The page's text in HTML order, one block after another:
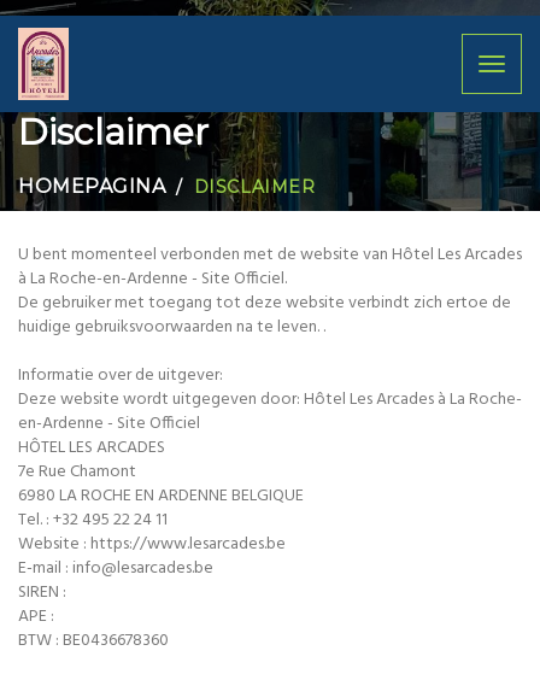
Disclaimer
HOMEPAGINA DISCLAIMER
U bent momenteel verbonden met de website van Hôtel Les Arcades
à La Roche-en-Ardenne - Site Officiel.
De gebruiker met toegang tot deze website verbindt zich ertoe de
huidige gebruiksvoorwaarden na te leven. .
Informatie over de uitgever:
Deze website wordt uitgegeven door: Hôtel Les Arcades à La Roche-
en-Ardenne - Site Officiel
HÔTEL LES ARCADES
7e Rue Chamont
6980 LA ROCHE EN ARDENNE BELGIQUE
Tel. : +32 495 22 24 11
Website : https://www.lesarcades.be
E-mail : info@lesarcades.be
SIREN :
APE :
BTW : BE0436678360